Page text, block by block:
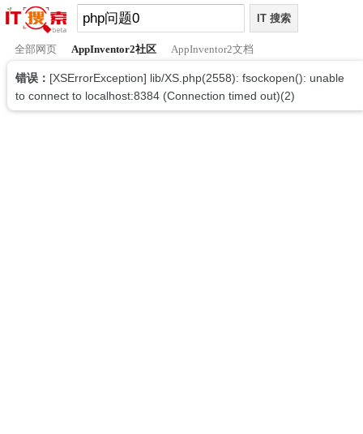
全部网页 AppInventor2社区 AppInventor2文档
错误： [XSErrorException] lib/XS.php(2558): fsockopen(): unable
to connect to localhost:8384 (Connection timed out)(2)